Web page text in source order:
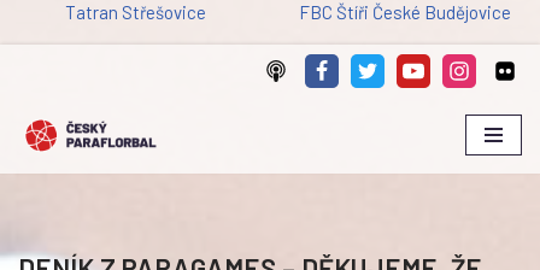
Tatran Střešovice FBC Štíři České Budějovice